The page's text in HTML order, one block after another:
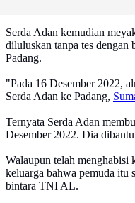
Serda Adan kemudian
diluluskan tanpa tes dengan
Padang.
"Pada 16 Desember 2022,
Serda Adan ke Padang,
Ternyata Serda Adan
Desember 2022. Dia
Walaupun telah menghabisi
keluarga bahwa pemuda itu
bintara TNI AL.